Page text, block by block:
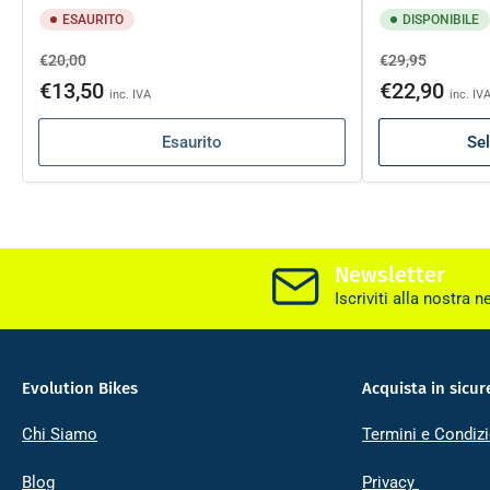
ESAURITO
Prezzo
di
€20,00Prezzo
scontato
€13,50 inc. IVA
Esaurito
DISPONIBILE
Prezzo
di
€29,95Prezzo
scontato
€22,90 inc. IVA
Newsletter
Iscriviti alla nostra
Evolution Bikes
Chi Siamo
Blog
Acquista in
Termini e
Privacy